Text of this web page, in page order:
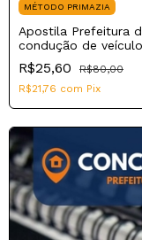
MÉTODO PRIMAZIA
Apostila Prefeitura
condução de
R$25,60
R$80,00
R$21,76 com Pix